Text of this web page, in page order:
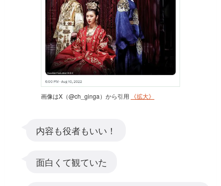
画像はX（@ch_ginga）から引用 《拡大》
内容も役者もいい！
面白くて観ていた